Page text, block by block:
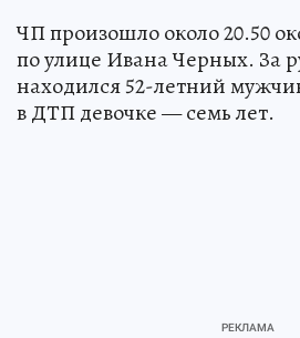
ЧП произошло около 20.50
по улице Ивана Черных. За
находился 52-летний
в ДТП девочке — семь лет.